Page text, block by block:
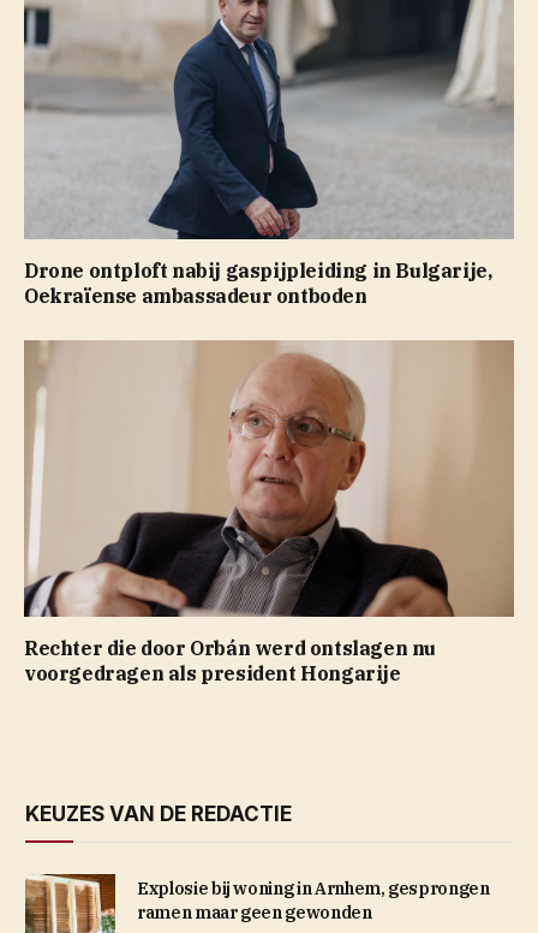
Drone ontploft nabij gaspijpleiding in Bulgarije,
Oekraïense ambassadeur ontboden
Rechter die door Orbán werd ontslagen nu
voorgedragen als president Hongarije
KEUZES VAN DE REDACTIE
Explosie bij woning in Arnhem, gesprongen
ramen maar geen gewonden